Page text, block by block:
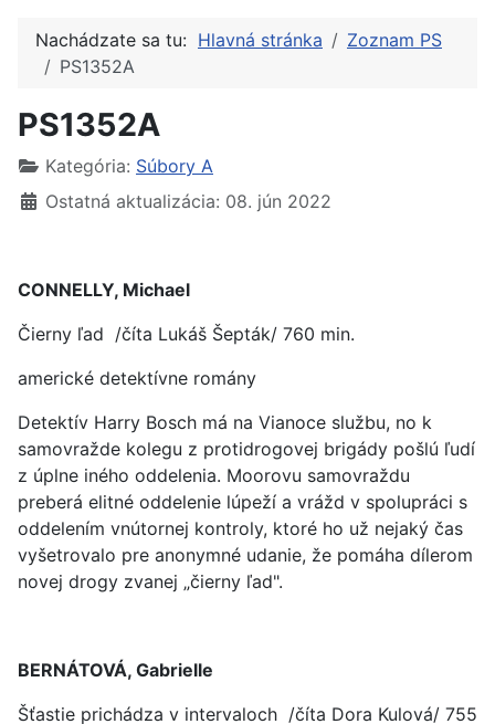
Nachádzate sa tu: Hlavná stránka
Zoznam PS
PS1352A
PS1352A
Kategória: Súbory A
Ostatná aktualizácia: 08. jún 2022
CONNELLY, Michael
Čierny ľad /číta Lukáš Šepták/ 760 min.
americké detektívne romány
Detektív Harry Bosch má na Vianoce službu, no k
samovražde kolegu z protidrogovej brigády pošlú ľudí
z úplne iného oddelenia. Moorovu samovraždu
preberá elitné oddelenie lúpeží a vrážd v spolupráci s
oddelením vnútornej kontroly, ktoré ho už nejaký čas
vyšetrovalo pre anonymné udanie, že pomáha dílerom
novej drogy zvanej „čierny ľad".
BERNÁTOVÁ, Gabrielle
Šťastie prichádza v intervaloch /číta Dora Kulová/ 755